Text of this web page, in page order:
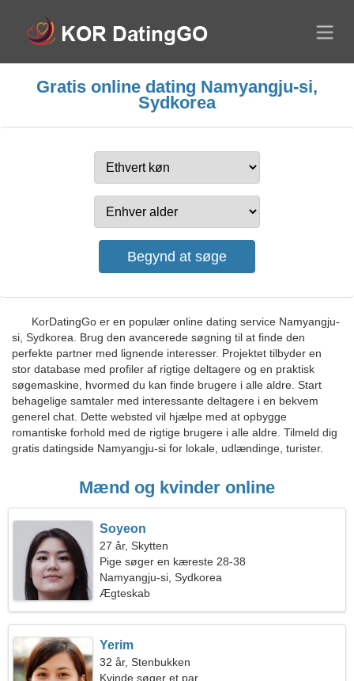
Gratis online dating Namyangju-si,
Sydkorea
KorDatingGo er en populær online dating service Namyangju-
si, Sydkorea. Brug den avancerede søgning til at finde den
perfekte partner med lignende interesser. Projektet tilbyder en
stor database med profiler af rigtige deltagere og en praktisk
søgemaskine, hvormed du kan finde brugere i alle aldre. Start
behagelige samtaler med interessante deltagere i en bekvem
generel chat. Dette websted vil hjælpe med at opbygge
romantiske forhold med de rigtige brugere i alle aldre. Tilmeld dig
gratis datingside Namyangju-si for lokale, udlændinge, turister.
Mænd og kvinder online
Soyeon
27 år, Skytten
Pige søger en kæreste 28-38
Namyangju-si, Sydkorea
Ægteskab
Yerim
32 år, Stenbukken
Kvinde søger et par